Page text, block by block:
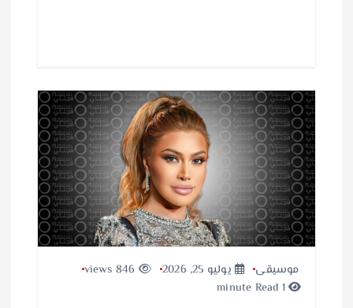
موسيقى يوليو 25, 2026
1 minute Read